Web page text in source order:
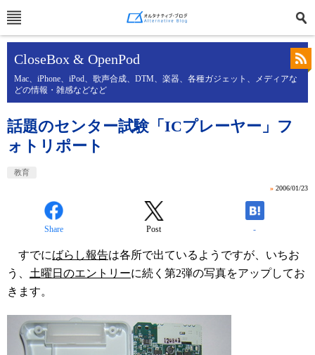
CloseBox & OpenPod
Mac、iPhone、iPod、歌声合成、DTM、楽器、各種ガジェット、メディアな
どの情報・雑感などなど
話題のセンター試験「ICプレーヤー」フ
ォトリポート
教育
» 2006/01/23
Share Post -
すでにばらし報告は各所で出ているようですが、いちお
う、 土曜日のエントリーに続く第2弾の写真をアップしてお
きます。